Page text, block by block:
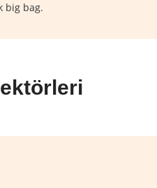
big bag.